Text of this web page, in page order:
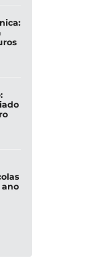
ano